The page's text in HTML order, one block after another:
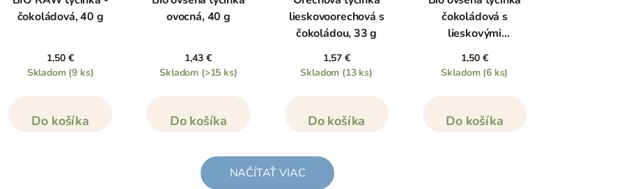
čokoládová, 40 g
1,50 €
Skladom (9 ks)
Do košíka
ovocná, 40 g
1,43 €
Skladom (>15 ks)
Do košíka
lieskovoorechová s
čokoládou, 33 g
1,57 €
Skladom (13 ks)
Do košíka
čokoládová s
lieskovými
1,50 €
Skladom (6 ks)
Do košíka
NAČÍTAŤ VIAC